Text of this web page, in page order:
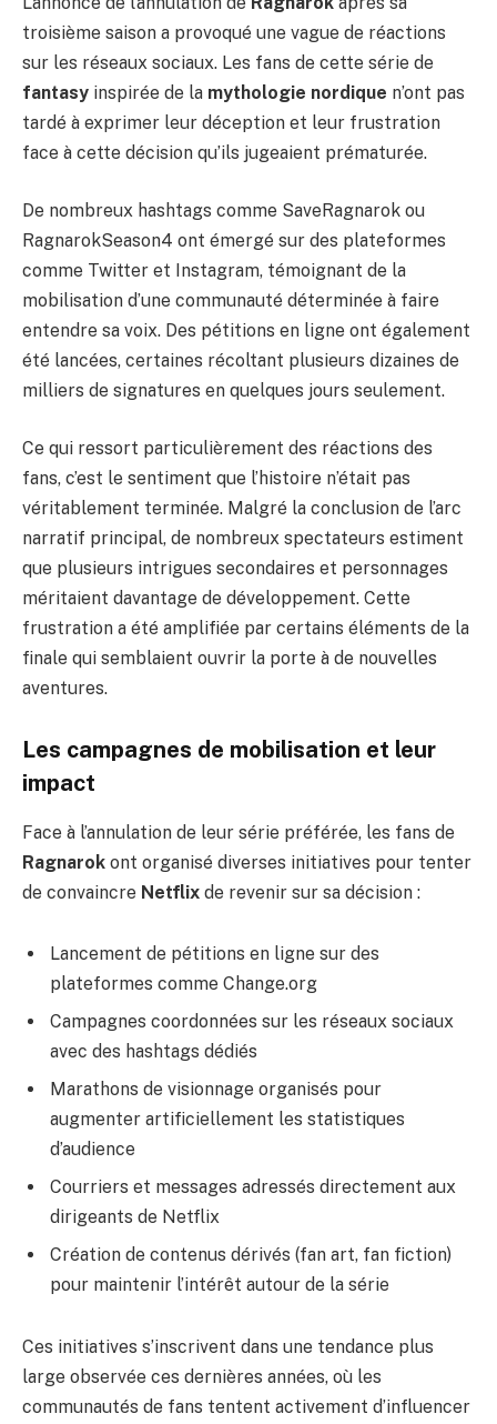
troisième saison a provoqué une vague de réactions
sur les réseaux sociaux. Les fans de cette série de
fantasy inspirée de la mythologie nordique n’ont pas
tardé à exprimer leur déception et leur frustration
face à cette décision qu’ils jugeaient prématurée.
De nombreux hashtags comme SaveRagnarok ou
RagnarokSeason4 ont émergé sur des plateformes
comme Twitter et Instagram, témoignant de la
mobilisation d’une communauté déterminée à faire
entendre sa voix. Des pétitions en ligne ont également
été lancées, certaines récoltant plusieurs dizaines de
milliers de signatures en quelques jours seulement.
Ce qui ressort particulièrement des réactions des
fans, c’est le sentiment que l’histoire n’était pas
véritablement terminée. Malgré la conclusion de l’arc
narratif principal, de nombreux spectateurs estiment
que plusieurs intrigues secondaires et personnages
méritaient davantage de développement. Cette
frustration a été amplifiée par certains éléments de la
finale qui semblaient ouvrir la porte à de nouvelles
aventures.
Les campagnes de mobilisation et leur
impact
Face à l’annulation de leur série préférée, les fans de
Ragnarok ont organisé diverses initiatives pour tenter
de convaincre Netflix de revenir sur sa décision :
Lancement de pétitions en ligne sur des
plateformes comme Change.org
Campagnes coordonnées sur les réseaux sociaux
avec des hashtags dédiés
Marathons de visionnage organisés pour
augmenter artificiellement les statistiques
d’audience
Courriers et messages adressés directement aux
dirigeants de Netflix
Création de contenus dérivés (fan art, fan fiction)
pour maintenir l’intérêt autour de la série
Ces initiatives s’inscrivent dans une tendance plus
large observée ces dernières années, où les
communautés de fans tentent activement d’influencer